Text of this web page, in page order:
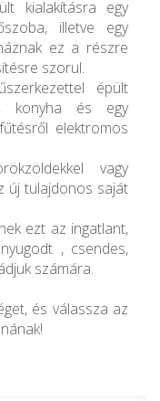
kialakításra egy
illetve egy
ez a részre
szorul.
épült
konyha és egy
elektromos
vagy
új tulajdonos saját
ezt az ingatlant,
, csendes,
számára.
és válassza az